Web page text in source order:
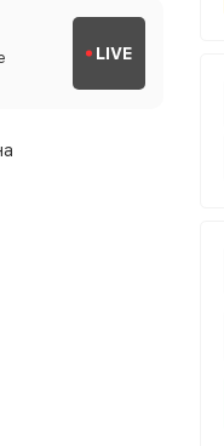
LIVE